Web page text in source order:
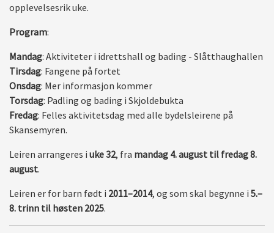
opplevelsesrik uke.
Program:
Mandag: Aktiviteter i idrettshall og bading - Slåtthaughallen
Tirsdag: Fangene på fortet
Onsdag: Mer informasjon kommer
Torsdag: Padling og bading i Skjoldebukta
Fredag: Felles aktivitetsdag med alle bydelsleirene på
Skansemyren.
Leiren arrangeres i uke 32, fra mandag 4. august til fredag 8.
august.
Leiren er for barn født i 2011–2014, og som skal begynne i 5.–
8. trinn til høsten 2025.